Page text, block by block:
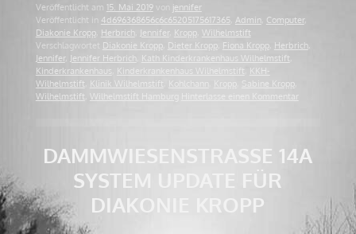
Veröffentlicht am 15. Mai 2019von jennifer
Veröffentlicht in 4d696368656c6c65205175617365, Admin, Computer,
Diakonie Kropp, Herbrich Jennifer, Kropp, Wilhelmstift
Verschlagwortet Diakonie Kropp, Dieter Kropp, Fiona Kropp, Herbrich,
Jennifer, Jennifer Herbrich Kath Kinderkrankenhaus Wilhelmstift
Kinderkrankenhaus Kinderkrankenhaus Wilhelmstift KKH-
Wilhelmstift Klinik Wilhelmstift Kohlchann Kropp, Sabine Kropp,
Wilhelmstift Wilhelmstift Hamburg Hinterlasse einen Kommentar
DAMMWIESENSTRASSE 14A S
YSTEM UPDATE FÜR D
IAKONIE KROPP